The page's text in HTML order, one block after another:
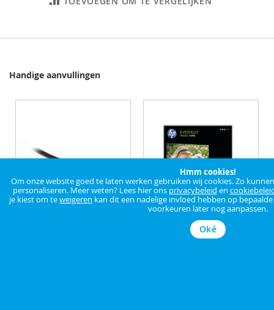
Hmm cookies!
Om onze website goed te laten werken gebruiken wij cookies. Zo
personaliseren. Meer weten? Lees hier ons privacybeleid en
je kiest om teweigeren kan dit een nadelige invloed hebben op
voorkeuren later nog aanpassen.
Oké
Handige aanvullingen
HP Everyday Glanzend